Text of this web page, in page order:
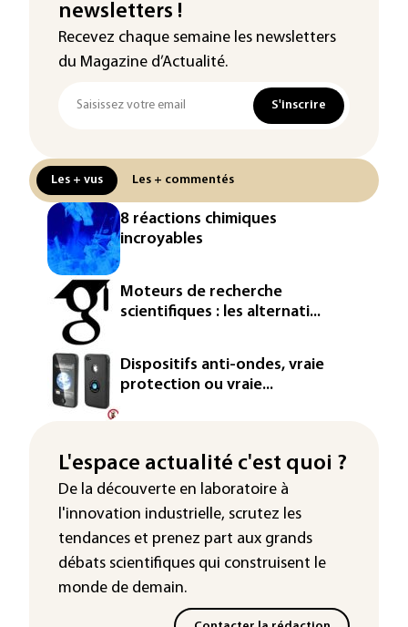
newsletters !
Recevez chaque semaine les newsletters
du Magazine d’Actualité.
S'inscrire
Les + vus Les + commentés
8 réactions chimiques
incroyables
Moteurs de recherche
scientifiques : les alternati...
Dispositifs anti-ondes, vraie
protection ou vraie...
L'espace actualité c'est quoi ?
De la découverte en laboratoire à
l'innovation industrielle, scrutez les
tendances et prenez part aux grands
débats scientifiques qui construisent le
monde de demain.